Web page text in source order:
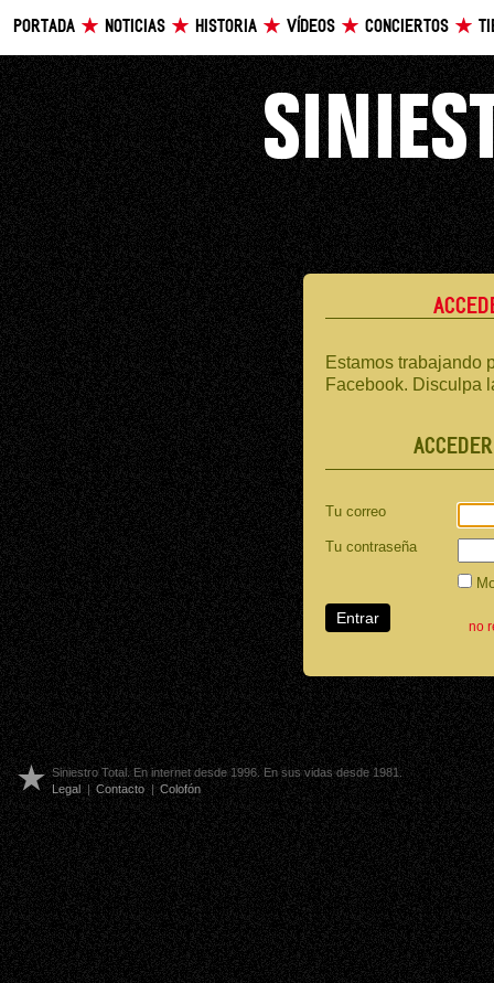
PORTADA NOTICIAS HISTORIA VÍDEOS CONCIERTOS
Estamos trabajando
Facebook. Disculpa
Tu correo
Tu contraseña
no
Siniestro Total. En internet desde 1996. En sus vidas desde 1981.
Legal | Contacto | Colofón